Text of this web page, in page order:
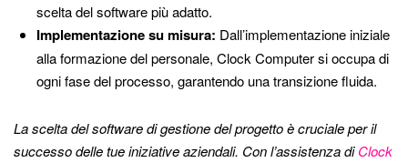
scelta del software più adatto.
Implementazione su misura: Dall’implementazione iniziale
alla formazione del personale, Clock Computer si occupa di
ogni fase del processo, garantendo una transizione fluida.
La scelta del software di gestione del progetto è cruciale per il
successo delle tue iniziative aziendali. Con l’assistenza diClock